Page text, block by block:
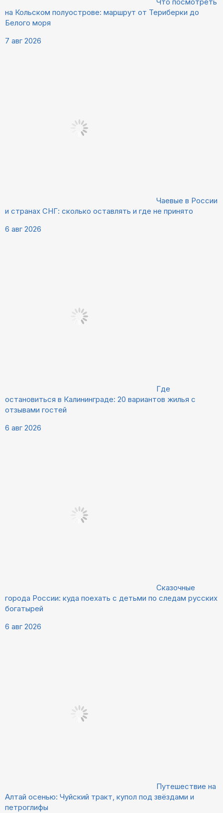
Что посмотреть
на Кольском полуострове: маршрут от Териберки до
Белого моря
7 авг 2026
Чаевые в России
и странах СНГ: сколько оставлять и где не принято
6 авг 2026
Где
остановиться в Калининграде: 20 вариантов жилья с
отзывами гостей
6 авг 2026
Сказочные
города России: куда поехать с детьми по следам русских
богатырей
6 авг 2026
Путешествие на
Алтай осенью: Чуйский тракт, купол под звёздами и
петроглифы